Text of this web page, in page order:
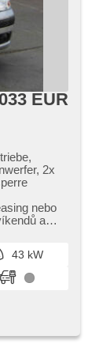
EUR
2x
nebo
a
43 kW